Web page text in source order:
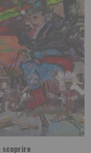
scoprire